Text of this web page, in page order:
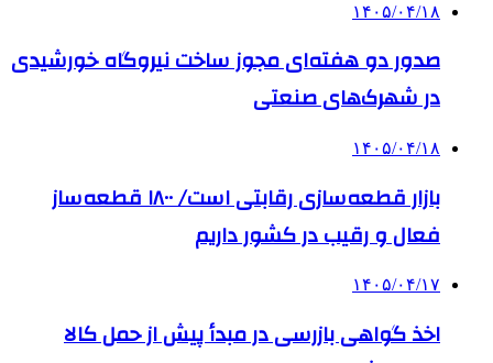
۱۴۰۵/۰۴/۱۸
صدور دو هفته‌ای مجوز ساخت نیروگاه خورشیدی
در شهرک‌های صنعتی
۱۴۰۵/۰۴/۱۸
بازار قطعه‌سازی رقابتی است/ ۱۸۰۰ قطعه‌ساز
فعال و رقیب در کشور داریم
۱۴۰۵/۰۴/۱۷
اخذ گواهی بازرسی در مبدأ پیش از حمل کالا